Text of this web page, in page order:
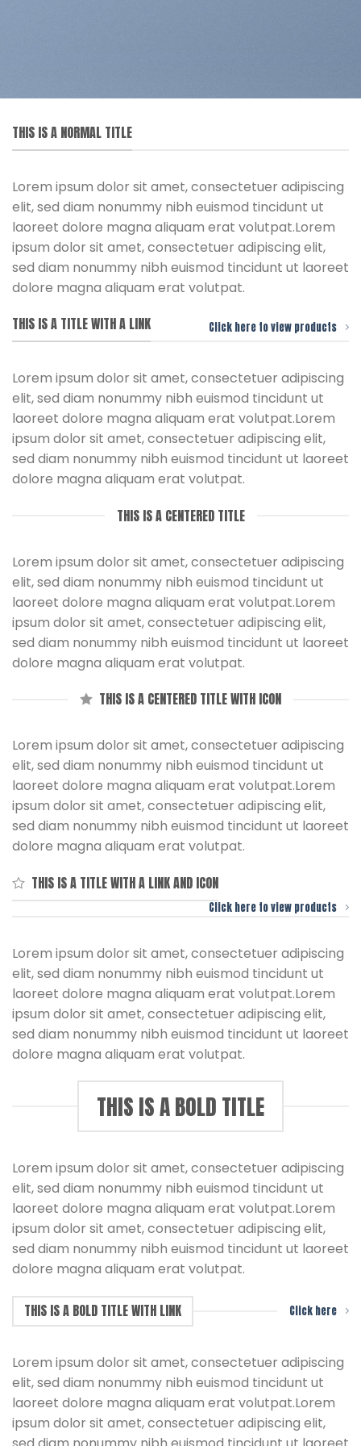
THIS IS A NORMAL TITLE
Lorem ipsum dolor sit amet, consectetuer adipiscing
elit, sed diam nonummy nibh euismod tincidunt ut
laoreet dolore magna aliquam erat volutpat.Lorem
ipsum dolor sit amet, consectetuer adipiscing elit,
sed diam nonummy nibh euismod tincidunt ut laoreet
dolore magna aliquam erat volutpat.
THIS IS A TITLE WITH A LINK Click here to view products
Lorem ipsum dolor sit amet, consectetuer adipiscing
elit, sed diam nonummy nibh euismod tincidunt ut
laoreet dolore magna aliquam erat volutpat.Lorem
ipsum dolor sit amet, consectetuer adipiscing elit,
sed diam nonummy nibh euismod tincidunt ut laoreet
dolore magna aliquam erat volutpat.
THIS IS A CENTERED TITLE
Lorem ipsum dolor sit amet, consectetuer adipiscing
elit, sed diam nonummy nibh euismod tincidunt ut
laoreet dolore magna aliquam erat volutpat.Lorem
ipsum dolor sit amet, consectetuer adipiscing elit,
sed diam nonummy nibh euismod tincidunt ut laoreet
dolore magna aliquam erat volutpat.
THIS IS A CENTERED TITLE WITH ICON
Lorem ipsum dolor sit amet, consectetuer adipiscing
elit, sed diam nonummy nibh euismod tincidunt ut
laoreet dolore magna aliquam erat volutpat.Lorem
ipsum dolor sit amet, consectetuer adipiscing elit,
sed diam nonummy nibh euismod tincidunt ut laoreet
dolore magna aliquam erat volutpat.
THIS IS A TITLE WITH A LINK AND ICON
Click here to view products
Lorem ipsum dolor sit amet, consectetuer adipiscing
elit, sed diam nonummy nibh euismod tincidunt ut
laoreet dolore magna aliquam erat volutpat.Lorem
ipsum dolor sit amet, consectetuer adipiscing elit,
sed diam nonummy nibh euismod tincidunt ut laoreet
dolore magna aliquam erat volutpat.
THIS IS A BOLD TITLE
Lorem ipsum dolor sit amet, consectetuer adipiscing
elit, sed diam nonummy nibh euismod tincidunt ut
laoreet dolore magna aliquam erat volutpat.Lorem
ipsum dolor sit amet, consectetuer adipiscing elit,
sed diam nonummy nibh euismod tincidunt ut laoreet
dolore magna aliquam erat volutpat.
THIS IS A BOLD TITLE WITH LINK Click here
Lorem ipsum dolor sit amet, consectetuer adipiscing
elit, sed diam nonummy nibh euismod tincidunt ut
laoreet dolore magna aliquam erat volutpat.Lorem
ipsum dolor sit amet, consectetuer adipiscing elit,